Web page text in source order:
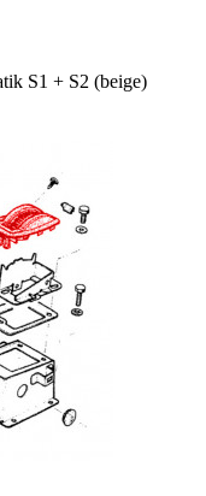
S1 + S2 (beige)